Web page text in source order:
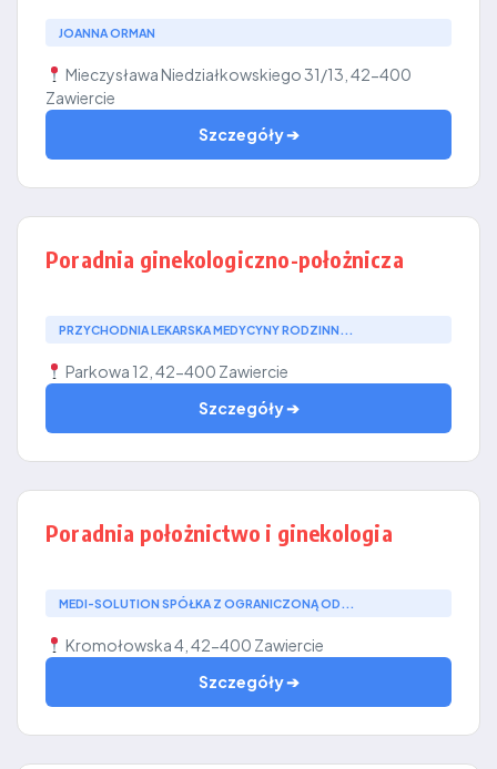
JOANNA ORMAN
Mieczysława Niedziałkowskiego 31/13, 42-400
Zawiercie
Szczegóły ➔
Poradnia ginekologiczno-położnicza
PRZYCHODNIA LEKARSKA MEDYCYNY RODZINN...
Parkowa 12, 42-400 Zawiercie
Szczegóły ➔
Poradnia położnictwo i ginekologia
MEDI-SOLUTION SPÓŁKA Z OGRANICZONĄ OD...
Kromołowska 4, 42-400 Zawiercie
Szczegóły ➔